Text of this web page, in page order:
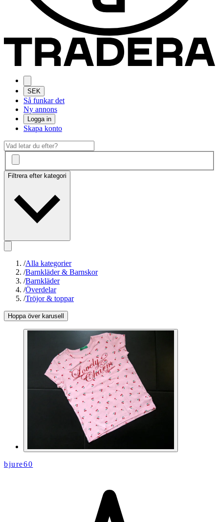
SEK
Så funkar det
Ny annons
Logga in
Skapa konto
Filtrera efter kategori
/Alla kategorier
/Barnkläder & Barnskor
/Barnkläder
/Överdelar
/Tröjor & toppar
Hoppa över karusell
bjure60